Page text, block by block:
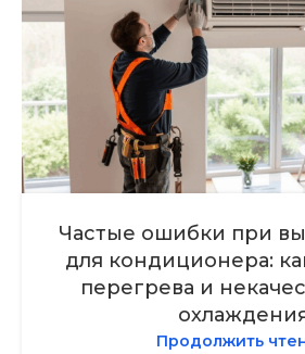
Частые ошибки при
для кондиционера:
перегрева и
Продолжить